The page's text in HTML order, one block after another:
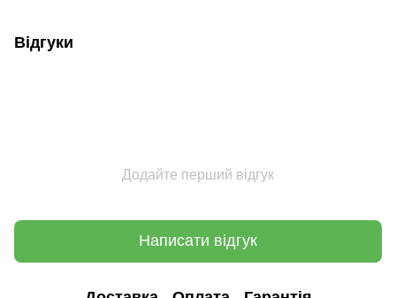
Відгуки
Додайте перший відгук
Написати відгук